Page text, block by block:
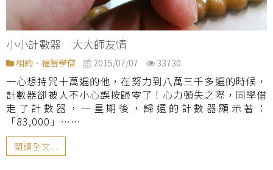
小小計數器 大大師友情
相約．福智學僧 2015/07/07 33730
一心想持咒十萬遍的他，在努力到八萬三千多遍的時候，
計數器卻被人不小心誤按歸零了！心力頓失之際，同學借
走了計數器，一星期後，歸還的計數器顯示著：
「83,000」……
閱讀全文...